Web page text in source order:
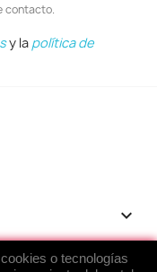
contacto.
y la política de


o tecnologías